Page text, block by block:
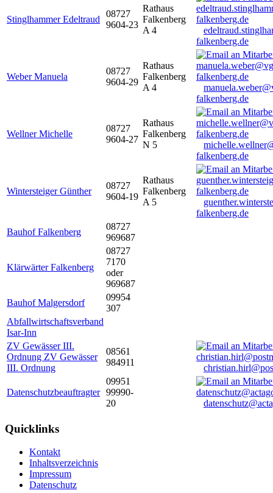
Stinglhammer Edeltraud
08727
9604-23
Rathaus
Falkenberg
A 4
falkenberg.de
Weber Manuela
08727
9604-29
Rathaus
Falkenberg
A 4
falkenberg.de
Wellner Michelle
08727
9604-27
Rathaus
Falkenberg
N 5
falkenberg.de
Wintersteiger Günther
08727
9604-19
Rathaus
Falkenberg
A 5
falkenberg.de
Bauhof Falkenberg
08727
969687
Klärwärter Falkenberg
08727
7170
oder
969687
Bauhof Malgersdorf
09954
307
Abfallwirtschaftsverband
Isar-Inn
ZV Gewässer III.
Ordnung ZV Gewässer
III. Ordnung
08561
984911
Datenschutzbeauftragter
09951
99990-
20
Quicklinks
Kontakt
Inhaltsverzeichnis
Impressum
Datenschutz